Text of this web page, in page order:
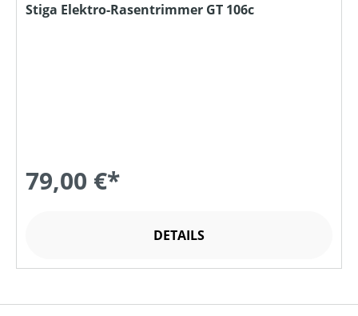
Stiga Elektro-Rasentrimmer GT 106c
79,00 €*
DETAILS